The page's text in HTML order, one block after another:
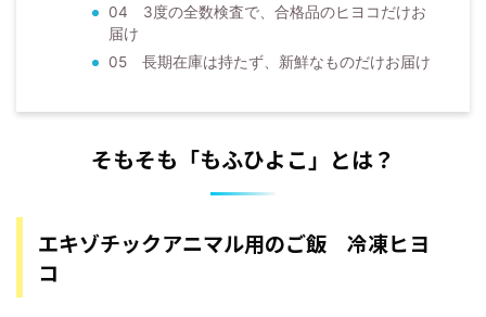
04 3度の全数検査で、合格品のヒヨコだけお
届け
05 長期在庫は持たず、新鮮なものだけお届け
そもそも「もふひよこ」とは？
エキゾチックアニマル用のご飯 冷凍ヒヨ
コ